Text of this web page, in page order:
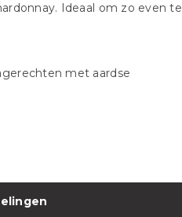
Ideaal om zo even te
met aardse